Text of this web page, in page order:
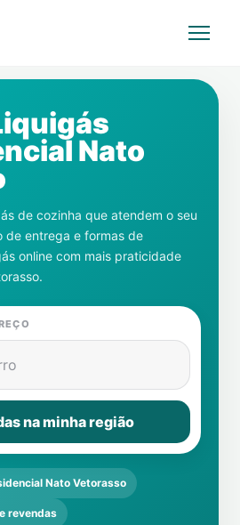
Nato
de cozinha que atendem o seu
de entrega e formas de
online com mais praticidade
.
na minha região
Nato Vetorasso
revendas